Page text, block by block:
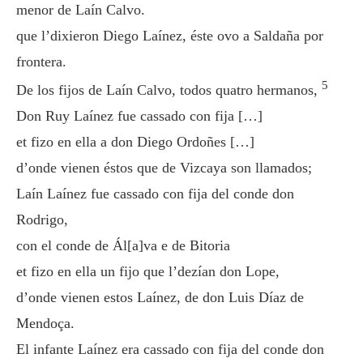
menor de Laín Calvo.
que l’dixieron Diego Laínez, éste ovo a Saldaña por
frontera.
De los fijos de Laín Calvo, todos quatro hermanos, 5
Don Ruy Laínez fue cassado con fija […]
et fizo en ella a don Diego Ordoñes […]
d’onde vienen éstos que de Vizcaya son llamados;
Laín Laínez fue cassado con fija del conde don
Rodrigo,
con el conde de Ál[a]va e de Bitoria
et fizo en ella un fijo que l’dezían don Lope,
d’onde vienen estos Laínez, de don Luis Díaz de
Mendoça.
El infante Laínez era cassado con fija del conde don